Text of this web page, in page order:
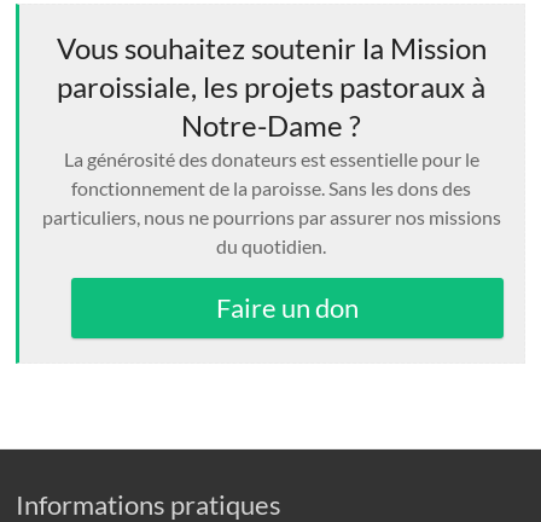
Vous souhaitez soutenir la Mission
paroissiale, les projets pastoraux à
Notre-Dame ?
La générosité des donateurs est essentielle pour le
fonctionnement de la paroisse. Sans les dons des
particuliers, nous ne pourrions par assurer nos missions
du quotidien.
Faire un don
Informations pratiques